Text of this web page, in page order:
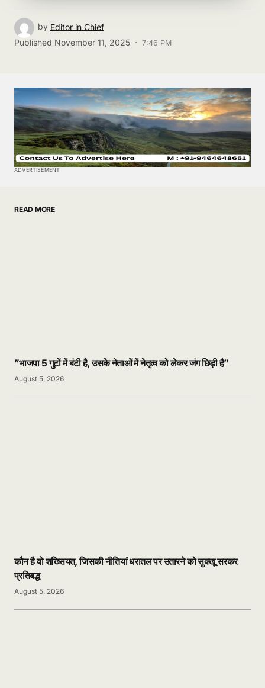
by Editor in Chief
Published November 11, 2025 · 7:46 PM
ADVERTISEMENT
READ MORE
”भाजपा 5 गुटों में बंटी है, उसके नेताओं में नेतृत्व को लेकर जंग छिड़ी है”
August 5, 2026
कौन है वो शख्सियत, जिसकी नीतियां धरातल पर उतारने को सुक्खू सरकर
प्रतिबद्ध
August 5, 2026